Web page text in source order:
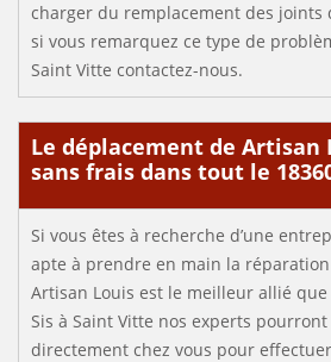
charger du remplacement des joints
si vous remarquez ce type de
Saint Vitte contactez-nous.
Le déplacement de Artisan
sans frais dans tout le
Si vous êtes à recherche d’une
apte à prendre en main la
Artisan Louis est le meilleur allié
Sis à Saint Vitte nos experts
directement chez vous pour